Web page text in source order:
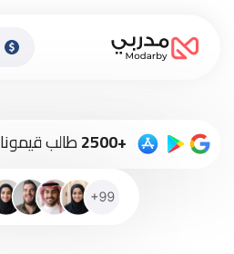
الاّن +2500 طالب قيمونا